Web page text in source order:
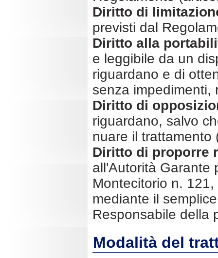
Diritto di
previsti dal
Diritto alla
e leggibile da un
riguardano e di
senza impedimenti,
Diritto di
riguardano, salvo
nuare il trattamento
Diritto di proporre
all'Autorità Garante
Montecitorio n.
mediante il
Responsabile della
Modalità del